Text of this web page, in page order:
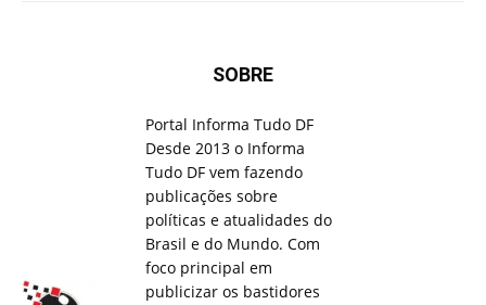
SOBRE
Portal Informa Tudo DF
Desde 2013 o Informa
Tudo DF vem fazendo
publicações sobre
políticas e atualidades do
Brasil e do Mundo. Com
foco principal em
publicizar os bastidores